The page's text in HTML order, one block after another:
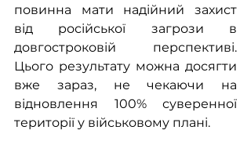
повинна мати надійний захист
від російської загрози в
довгостроковій перспективі.
Цього результату можна досягти
вже зараз, не чекаючи на
відновлення 100% суверенної
території у військовому плані.